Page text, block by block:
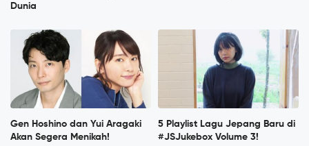
Dunia
Gen Hoshino dan Yui Aragaki
Akan Segera Menikah!
5 Playlist Lagu Jepang Baru di
#JSJukebox Volume 3!